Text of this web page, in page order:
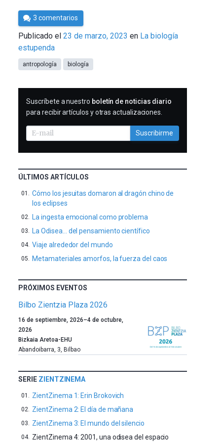
Por
César
Tomé
3 comentarios
Publicado el23 de marzo, 2023 en La biología
estupenda
antropología biología
SUSCRIBIRME
Suscríbete a nuestro boletín de noticias diario
para recibir artículos y otras actualizaciones.
Suscribirme
SERIE ZIENTZINEMA
ZientZinema 1: Erin Brokovich
ZientZinema 2: El día de mañana
ZientZinema 3: El mundo del silencio
ZientZinema 4: 2001, una odisea del espacio
ÚLTIMOS ARTÍCULOS
Cómo los jesuitas domaron al dragón chino de
los eclipses
La ingesta emocional como problema
La Odisea… del pensamiento científico
Viaje alrededor del mundo
Metamateriales amorfos, la fuerza del caos
PRÓXIMOS EVENTOS
Bilbo Zientzia Plaza 2026
Un
año
más,
Bilbao
bienvenida
otoño
con
de
16 de septiembre, 2026–4 de octubre,
2026
Bizkaia Aretoa-EHU
Abandoibarra, 3, Bilbao